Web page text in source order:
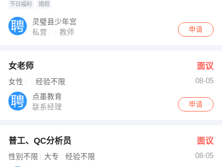
节日福利 婚假
灵璧县少年宫
私营
教师 申请
女老师 面议
女性 经验不限
08-05
点墨教育
联系经理
申请
普工、QC分析员 面议
性别不限 大专 经验不限
08-05